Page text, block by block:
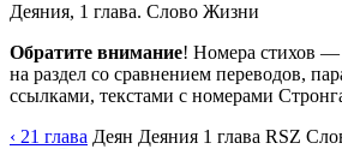
Деяния, 1 глава. Слово Жизни
Обратите внимание! Номера стихов —
на раздел со сравнением переводов,
ссылками, текстами с номерами
‹ 21 глава Деян Деяния 1 глава RSZ